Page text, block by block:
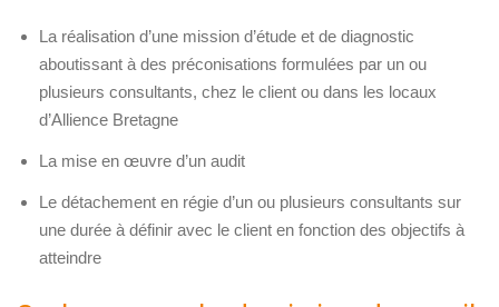
La réalisation d’une mission d’étude et de diagnostic
aboutissant à des préconisations formulées par un ou
plusieurs consultants, chez le client ou dans les locaux
d’Allience Bretagne
La mise en œuvre d’un audit
Le détachement en régie d’un ou plusieurs consultants sur
une durée à définir avec le client en fonction des objectifs à
atteindre